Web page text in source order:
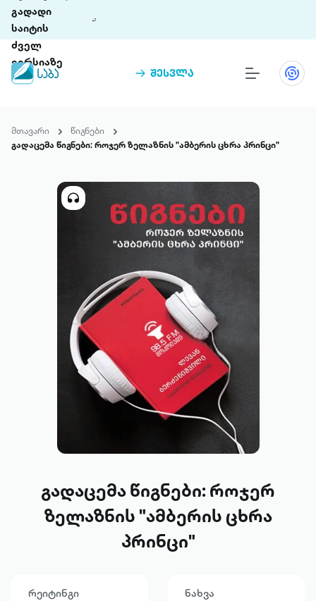
გადადი
საიტის
ძველ
ვერსიაზე
შესვლა
თინეთი 9 ციფრულ პლატფორმასა და 5
მობილურ აპლიკაციას აერთიანებს.
პრემია „საბა“
ჩვენ შესახებ
მთავარი
წიგნები
გადაცემა წიგნები: როჯერ ზელაზნის "ამბერის ცხრა პრინცი"
გადაცემა წიგნები: როჯერ
ზელაზნის "ამბერის ცხრა
პრინცი"
რეიტინგი ნახვა